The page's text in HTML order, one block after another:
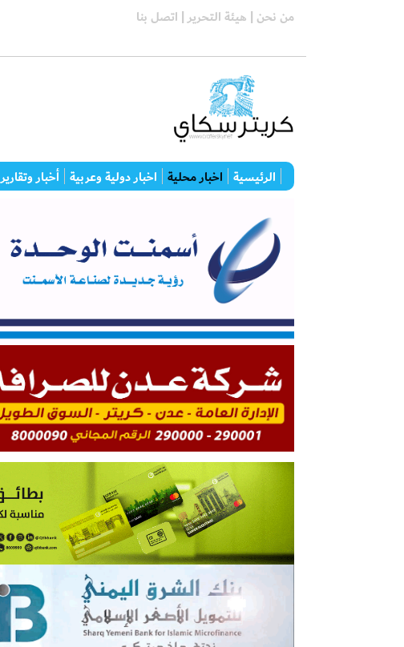
من نحن | هيئة التحرير | اتصل بنا
الرئيسية اخبار محلية اخبار دولية وعربية أخبار وتقارير